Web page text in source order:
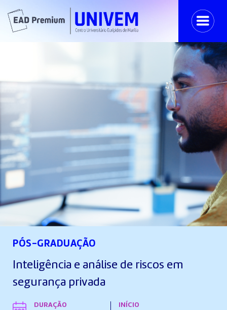
PÓS-GRADUAÇÃO
Inteligência e análise de riscos em
segurança privada
DURAÇÃO INÍCIO